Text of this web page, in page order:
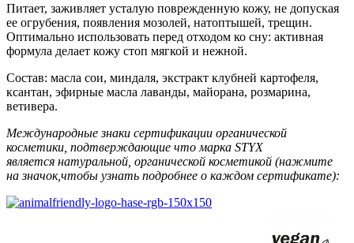
Питает, заживляет усталую поврежденную кожу, не допуская
ее огрубения, появления мозолей, натоптышей, трещин.
Оптимально использовать перед отходом ко сну: активная
формула делает кожу стоп мягкой и нежной.
Состав: масла сои, миндаля, экстракт клубней картофеля,
ксантан, эфирные масла лаванды, майорана, розмарина,
ветивера.
Международные знаки сертификации органической
косметики, подтверждающие что марка STYX
является натуральной, органической косметикой (нажмите
на значок,чтобы узнать подробнее о каждом сертификате):